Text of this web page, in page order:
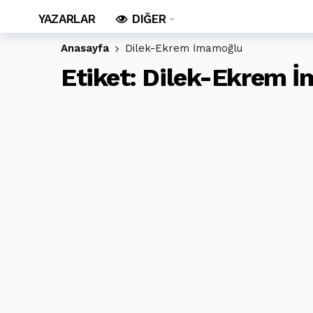
YAZARLAR
DIĞER
Anasayfa Dilek-Ekrem İmamoğlu
Etiket: Dilek-Ekrem